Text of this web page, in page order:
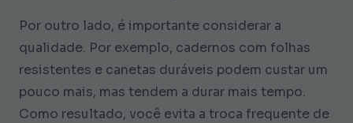
Por outro lado, é importante considerar a
qualidade. Por exemplo, cadernos com folhas
resistentes e canetas duráveis podem custar um
pouco mais, mas tendem a durar mais tempo.
Como resultado, você evita a troca frequente de